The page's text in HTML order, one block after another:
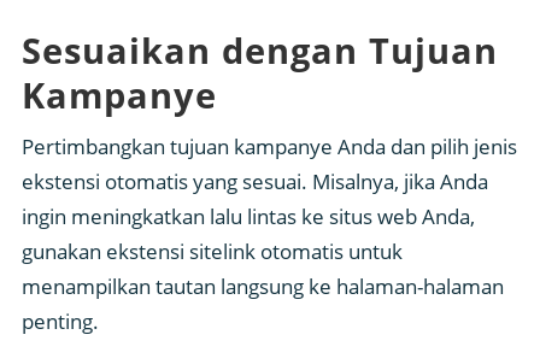
Sesuaikan dengan Tujuan
Kampanye
Pertimbangkan tujuan kampanye Anda dan pilih jenis
ekstensi otomatis yang sesuai. Misalnya, jika Anda
ingin meningkatkan lalu lintas ke situs web Anda,
gunakan ekstensi sitelink otomatis untuk
menampilkan tautan langsung ke halaman-halaman
penting.